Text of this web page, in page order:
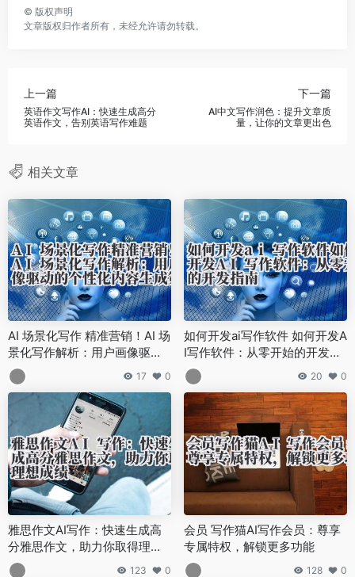
© 版权声明
文章版权归作者所有，未经允许请勿转载。
上一篇
英语作文写作AI：快速生成高分
英语作文，告别英语写作难题
下一篇
AI中文写作润色：提升文章质
量，让你的文章更出色
相关文章
AI 场景化写作 精准营销！AI 场
景化写作解析：用户画像驱动
的个性化内容生成策略
17 0
如何开发ai写作软件 如何开发A
I写作软件：从零开始的开发指
南
20 0
雅思作文AI写作：快速生成高
分雅思作文，助力你取得理想
成绩
123 0
会员 写作猫AI写作会员：尊享
专属特权，解锁更多功能
128 0